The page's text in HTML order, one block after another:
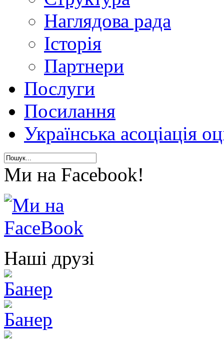
Наглядова рада
Історія
Партнери
Послуги
Посилання
Українська асоціація
Ми на Facebook!
Наші друзі